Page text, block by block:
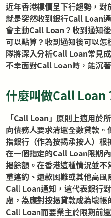
近年香港樓價呈下行趨勢，
就是突然收到銀行Call Loan
會主動Call Loan？收到通知
可以點算？收到通知後可以
隊將深入分析Call Loan常見
不幸面對Call Loan時，能沉
什麼叫做Call Loan
「Call Loan」原則上適用於
向債務人要求清還全數貸款
指銀行（作為按揭承按人）
在一個指定的Call Loan限期
揭餘額。在香港這種情況並
重違約、還款困難或其他高
Call Loan通知，這代表銀行
慮，為應對按揭貸款成為壞
Call Loan而要業主於限期前